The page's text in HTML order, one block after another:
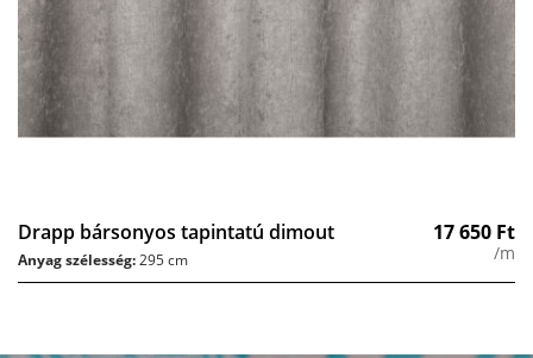
Drapp bársonyos tapintatú dimout 17 650 Ft
/m
Anyag szélesség:295 cm